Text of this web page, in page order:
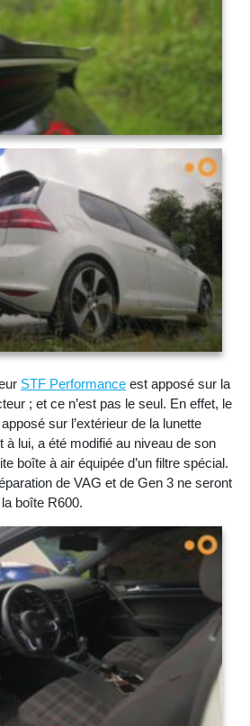
STF Performance est apposé sur la
; et ce n’est pas le seul. En effet, le
sur l’extérieur de la lunette
à lui, a été modifié au niveau de son
boîte à air équipée d’un filtre spécial.
de VAG et de Gen 3 ne seront
boîte R600.